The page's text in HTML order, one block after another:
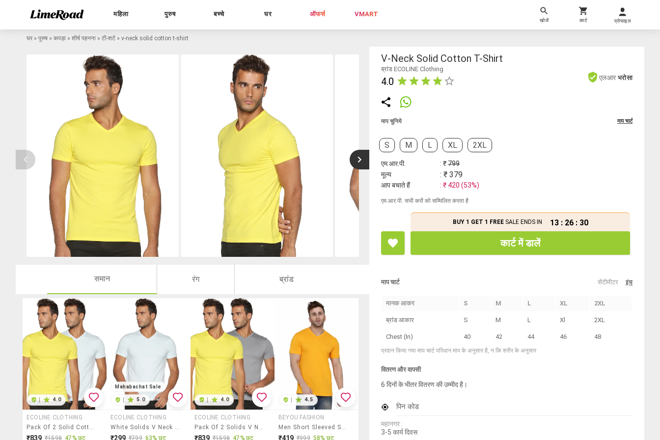
महिला पुरुष बच्चे घर ऑफर्स VMART
खोजें कार्ट प्रोफाइल
घर » पुरुष » कपड़ा » शीर्ष पहनना » टी-शर्ट » v-neck solid cotton t-shirt
समान रंग ब्रांड
4.0
ECOLINE CLOTHING
Pack Of 2 Solid Cotton T-Shirt
₹839 ₹1598 47% छूट
Mahabachat Sale
5.0
ECOLINE CLOTHING
White Solids V Neck Regular T-Shirt
₹299 ₹799 63% छूट
4.0
ECOLINE CLOTHING
Pack Of 2 Solids V Neck Regular T-Shirt
₹839 ₹1598 47% छूट
4.5
BEYOU FASHION
Men Short Sleeved Solid T-Shirt
₹419 ₹999 58% छूट
V-Neck Solid Cotton T-Shirt
ब्रांड ECOLINE Clothing
4.0 एलआर भरोसा
माप चुनिये माप चार्ट
S M L XL 2XL
एम.आर.पी. : ₹799
मूल्य
: ₹ 379
आप बचाते हैं : ₹ 420 (53%)
एम.आर.पी. सभी करों को सम्मिलित करता है
BUY 1 GET 1 FREESALE ENDS IN 13 : 26 : 29
कार्ट में डालें
माप चार्ट सेंटीमीटर इंच
मानक आकर S M L XL 2XL
ब्रांड आकार S M L Xl 2XL
Chest (In) 40 42 44 46 48
प्रदान किया गया माप चार्ट परिधान माप के अनुसार है, न कि शरीर के अनुसार
वितरण और वापसी
6 दिनों के भीतर वितरण की उम्मीद है।
पिन कोड
महानगर :
3-5 कार्य दिवस